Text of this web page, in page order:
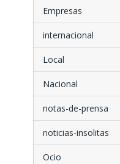
Empresas
internacional
Local
Nacional
notas-de-prensa
noticias-insolitas
Ocio